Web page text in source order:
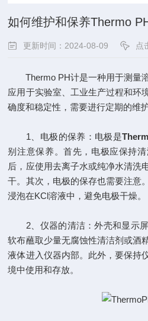
如何维护和保养Thermo
更新时间：2024-08-09 点
Thermo PH计是一种用于测量
应用于实验室、工业生产过程和环
确度和稳定性，需要进行定期的维
1、电极的保养：电极是
别注意保养。首先，电极应保持
后，应使用去离子水或纯净水清洗
干。其次，电极的保存也需要注意
浸泡在KCl溶液中，避免电极干燥。
2、仪器的清洁：外壳和显示屏
软布蘸取少量无腐蚀性清洁剂或酒
液体进入仪器内部。此外，要保持
境中使用和存放。